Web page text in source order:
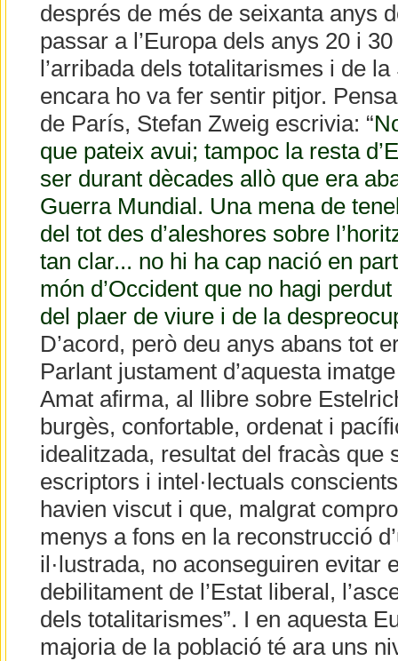
després de més de seixanta anys
passar a l’Europa dels anys 20 i
l’arribada dels totalitarismes i de
encara ho va fer sentir pitjor.
de París, Stefan Zweig escrivia: “
que pateix avui; tampoc la resta
ser durant dècades allò que era
Guerra Mundial. Una mena de
del tot des d’aleshores sobre
tan clar... no hi ha cap nació en
món d’Occident que no hagi
del plaer de viure i de la
D’acord, però deu anys abans tot
Parlant justament d’aquesta
Amat afirma, al llibre sobre
burgès, confortable, ordenat i
idealitzada, resultat del fracàs que
escriptors i intel·lectuals
havien viscut i que, malgrat
menys a fons en la reconstrucció
il·lustrada, no aconseguiren evitar
debilitament de l’Estat liberal,
dels totalitarismes”. I en aquesta
majoria de la població té ara uns